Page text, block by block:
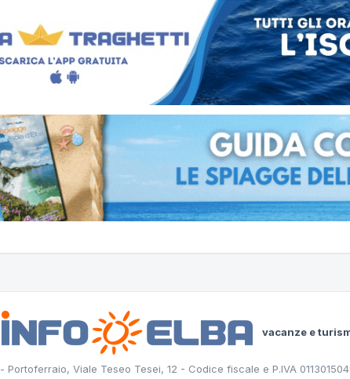
vacanze e
- Portoferraio, Viale Teseo Tesei, 12 - Codice fiscale e P.IVA